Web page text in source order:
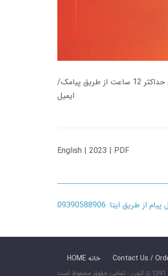
زمان تحویل کتاب های 600 هزار تومانی دانلود فوری از حساب کاربری می باشد، و زمان تحویل لینک دانلود کتاب های 500 هزار تومانی حداکثر 12 ساعت از طریق پیامک/
ایمیل
English | 2023 | PDF
از طریق ایتا: 09390588906
HOME خانه